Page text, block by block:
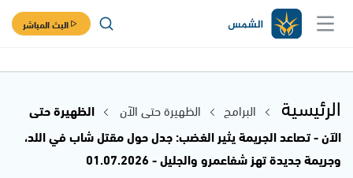
البث المباشر
الرئيسية البرامج الظهيرة حتى الآن
الظهيرة حتى
الآن - تصاعد الجريمة يثير الغضب: جدل حول مقتل شاب في اللد،
وجريمة جديدة تهز شفاعمرو والجليل - 01.07.2026